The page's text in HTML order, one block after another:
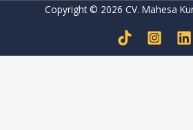
Copyright © 2026 CV. Mahesa